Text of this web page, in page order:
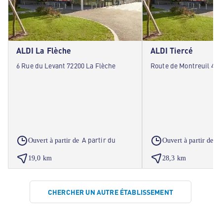
ALDI La Flèche
6 Rue du Levant 72200 La Flèche
Ouvert à partir de A partir du
19,0 km
ALDI Tiercé
Route de Montreuil
Ouvert à partir de
28,3 km
CHERCHER UN AUTRE ÉTABLISSEMENT